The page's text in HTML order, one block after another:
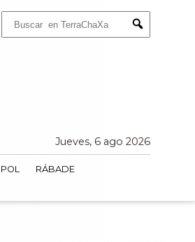
Submit
Jueves, 6 ago 2026
POL
RÁBADE